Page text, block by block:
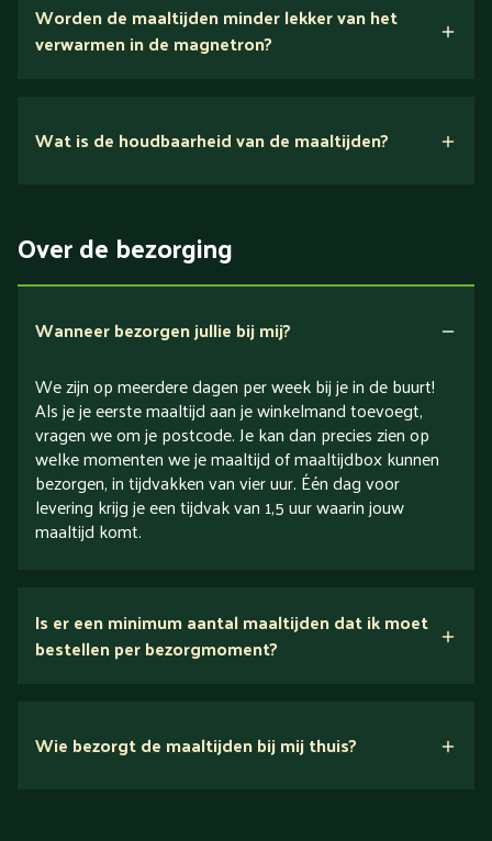
voedingsexperts
Verlaagd in koolhydraten
Verlaagd in zout
Worden de maaltijden minder lekker van het
verwarmen in de magnetron?
Wat is de houdbaarheid van de maaltijden?
Over de bezorging
Wanneer bezorgen jullie bij mij?
We zijn op meerdere dagen per week bij je in de buurt!
Als je je eerste maaltijd aan je winkelmand toevoegt,
vragen we om je postcode. Je kan dan precies zien op
welke momenten we je maaltijd of maaltijdbox kunnen
bezorgen, in tijdvakken van vier uur. Één dag voor
levering krijg je een tijdvak van 1,5 uur waarin jouw
maaltijd komt.
Is er een minimum aantal maaltijden dat ik moet
bestellen per bezorgmoment?
Wie bezorgt de maaltijden bij mij thuis?